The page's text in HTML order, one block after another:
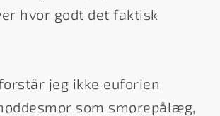
hvor godt det faktisk
jeg ikke euforien
som smørepålæg,